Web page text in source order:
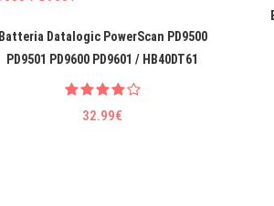
Batteria Datalogic PowerScan PD9500
PD9501 PD9600 PD9601 / HB40DT61
32.99€